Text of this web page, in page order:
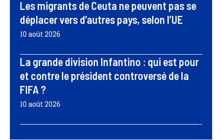
Les migrants de Ceuta ne peuvent pas se
déplacer vers d’autres pays, selon l’UE
10 août 2026
La grande division Infantino : qui est pour
et contre le président controversé de la
FIFA ?
10 août 2026